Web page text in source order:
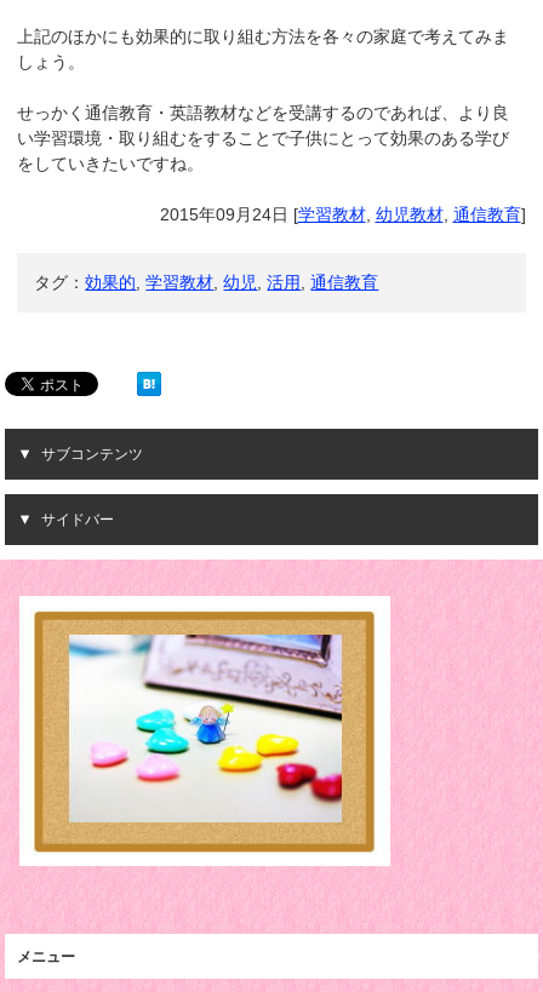
上記のほかにも効果的に取り組む方法を各々の家庭で考えてみま
しょう。
せっかく通信教育・英語教材などを受講するのであれば、より良
い学習環境・取り組むをすることで子供にとって効果のある学び
をしていきたいですね。
2015年09月24日 [学習教材, 幼児教材, 通信教育]
タグ：効果的 ,学習教材 ,幼児 ,活用 ,通信教育
サブコンテンツ
サイドバー
メニュー